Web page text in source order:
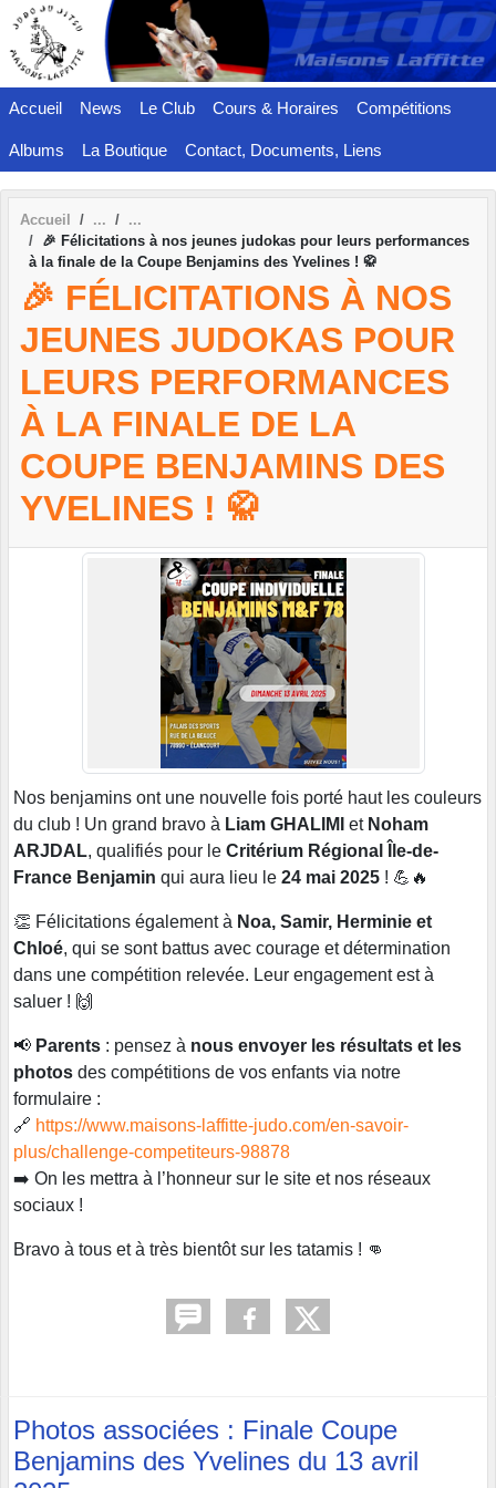
Accueil News Le Club Cours & Horaires Compétitions
Albums La Boutique Contact, Documents, Liens
Accueil
🎉 Félicitations à nos jeunes judokas pour leurs performances
à la finale de la Coupe Benjamins des Yvelines ! 🥋
🎉 FÉLICITATIONS À NOS
JEUNES JUDOKAS POUR
LEURS PERFORMANCES
À LA FINALE DE LA
COUPE BENJAMINS DES
YVELINES ! 🥋
Nos benjamins ont une nouvelle fois porté haut les couleurs
du club ! Un grand bravo à Liam GHALIMI et Noham
ARJDAL, qualifiés pour le Critérium Régional Île-de-
France Benjamin qui aura lieu le 24 mai 2025 ! 💪🔥
👏 Félicitations également à Noa, Samir, Herminie et
Chloé, qui se sont battus avec courage et détermination
dans une compétition relevée. Leur engagement est à
saluer ! 🙌
📢 Parents : pensez à nous envoyer les résultats et les
photos des compétitions de vos enfants via notre
formulaire :
🔗 https://www.maisons-laffitte-judo.com/en-savoir-
plus/challenge-competiteurs-98878
➡️ On les mettra à l’honneur sur le site et nos réseaux
sociaux !
Bravo à tous et à très bientôt sur les tatamis ! 👊
Photos associées : Finale Coupe
Benjamins des Yvelines du 13 avril
Panneau de gestion des cookies